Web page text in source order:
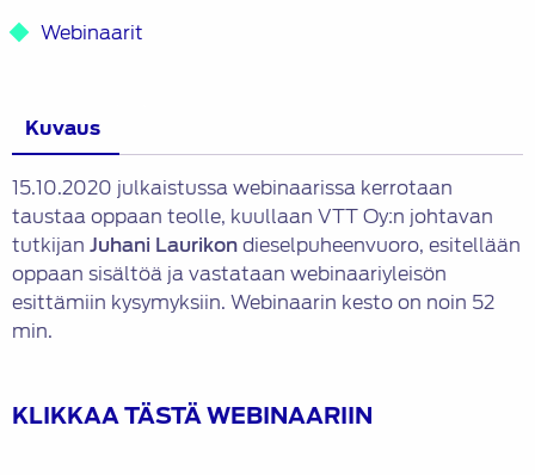
Webinaarit
Kuvaus
15.10.2020 julkaistussa webinaarissa kerrotaan
taustaa oppaan teolle, kuullaan VTT Oy:n johtavan
tutkijan Juhani Laurikondieselpuheenvuoro, esitellään
oppaan sisältöä ja vastataan webinaariyleisön
esittämiin kysymyksiin. Webinaarin kesto on noin 52
min.
KLIKKAA TÄSTÄ WEBINAARIIN